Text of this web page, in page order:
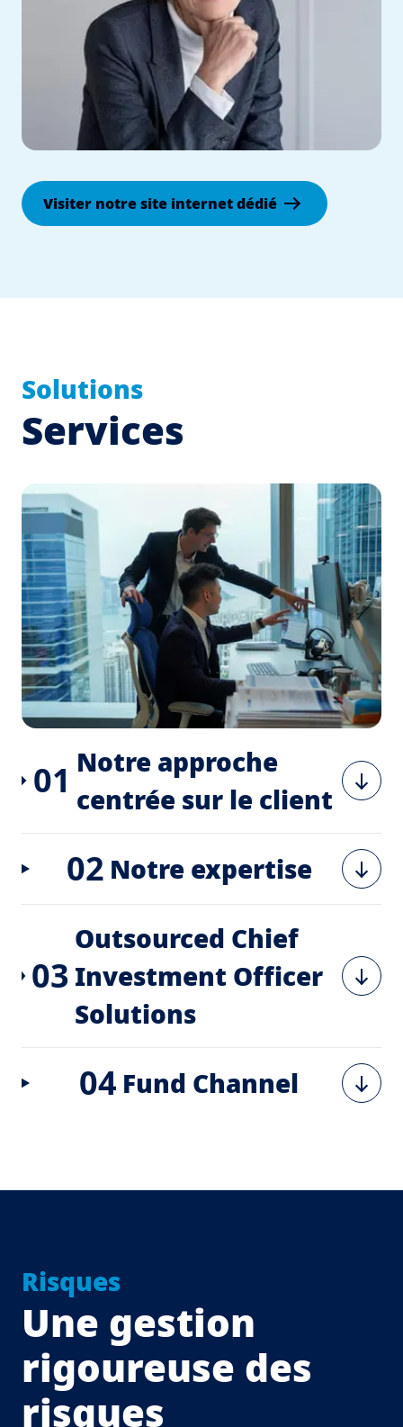
Visiter notre site internet dédié
Solutions
Services
01 Notre approche
centrée sur le client
02 Notre expertise
03
Outsourced Chief
Investment Officer
Solutions
04 Fund Channel
Risques
Une gestion
rigoureuse des
risques